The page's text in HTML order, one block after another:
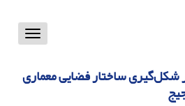
Toggle
ساختار فضایی معماری